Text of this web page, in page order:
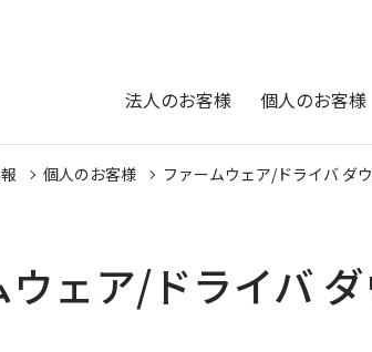
法人のお客様 個人のお客様
個人のお客様 ファームウェア/ドライバ ダ
ウェア/ドライバ